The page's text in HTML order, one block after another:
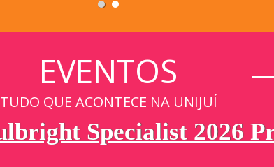
EVENTOS
TUDO QUE ACONTECE NA UNIJUÍ